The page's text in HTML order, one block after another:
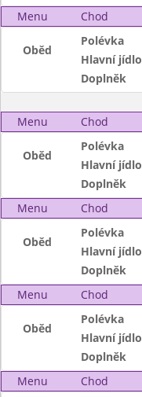
Menu
Chod
Oběd
Polévka
Hlavní jídlo
Doplněk
Menu Chod
Oběd
Polévka
Hlavní jídlo
Doplněk
Menu
Chod
Oběd
Polévka
Hlavní jídlo
Doplněk
Menu
Chod
Oběd
Polévka
Hlavní jídlo
Doplněk
Menu
Chod